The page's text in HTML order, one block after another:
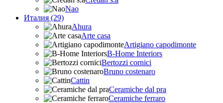
Nao
Италия (29)
Ahura
Arte casa
Artigiano capodimonte
B-Home Interiors
Bertozzi cornici
Bruno costenaro
Cattin
Ceramiche dal pra
Ceramiche ferraro